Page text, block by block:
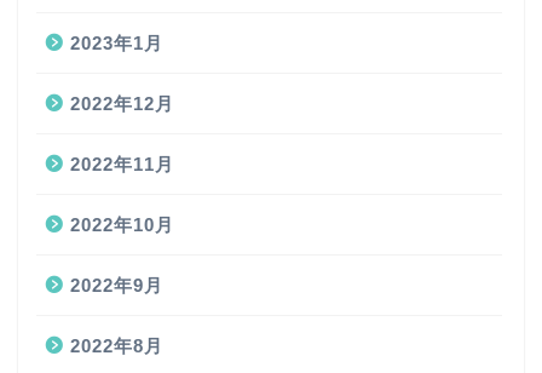
2023年1月
2022年12月
2022年11月
2022年10月
2022年9月
2022年8月